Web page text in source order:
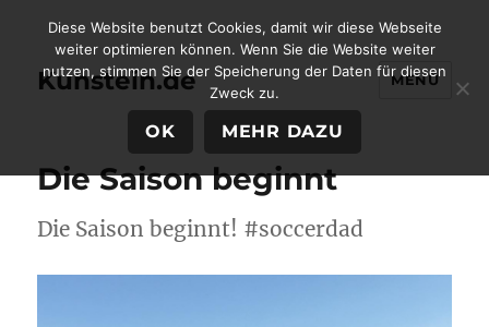
Kunstein.de MENÜ
Die Saison beginnt
Die Saison beginnt! #soccerdad
Diese Website benutzt Cookies, damit wir diese Webseite
weiter optimieren können. Wenn Sie die Website weiter
nutzen, stimmen Sie der Speicherung der Daten für diesen
Zweck zu.
OK MEHR DAZU